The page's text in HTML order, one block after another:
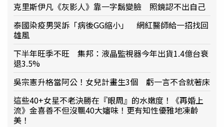
克里斯伊凡《灰影人》靠一字鬍變臉 照鏡認不出自己
泰國染疫男哭訴「病後GG縮小」 網紅醫師給一招找回
雄風
下半年旺季不旺 集邦：液晶監視器今年出貨1.4億台衰
退3.5%
吳宗憲升格當阿公！女兒計畫生3個 虧一言不合就著床
這些40+女星不老決勝在『眼周』的水嫩度！《再婚上
流》金喜善不但沒飄40大嬸味！更有知性優雅地凍齡
美！